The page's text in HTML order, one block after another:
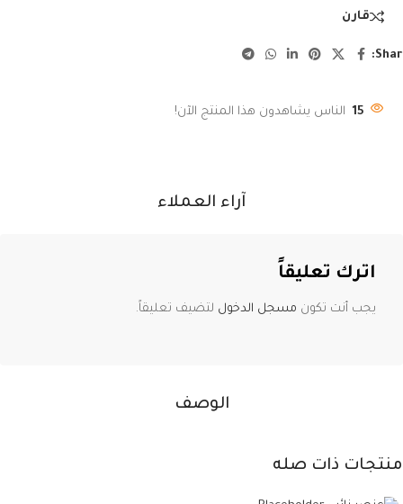
قارن
15 الناس يشاهدون هذا المنتج الآن!
الوصف
آراء العملاء
اترك تعليقاً
يجب أنت تكون مسجل الدخول لتضيف تعليقاً.
منتجات ذات صله